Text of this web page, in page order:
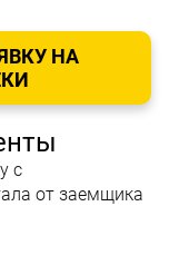
НА
с
от заемщика